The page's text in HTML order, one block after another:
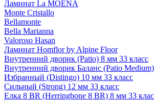
Ламинат La MOENA
Monte Cristallo
Bellamonte
Bella Marianna
Valoroso Hasan
Ламинат Homflor by Alpine Floor
Внутренний дворик (Patio) 8 мм 33 класс
Внутренний дворик Баланс (Patio
Избранный (Distingo) 10 мм 33 класс
Сильный (Strong) 12 мм 33 класс
Елка 8 BR (Herringbone 8 BR) 8 мм 33